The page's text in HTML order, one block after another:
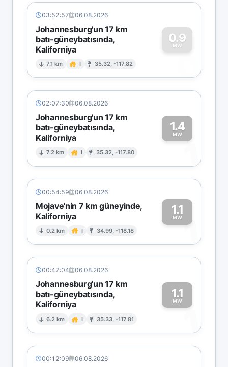
03:52:57 06.08.2026
Johannesburg'un 17 km
batı-güneybatısında,
Kaliforniya
7.1 km I 35.32, -117.82
0.9
MW
0
02:07:30 06.08.2026
Johannesburg'un 17 km
batı-güneybatısında,
Kaliforniya
7.2 km I 35.32, -117.80
1.4
MW
1
00:54:59 06.08.2026
Mojave'nin 7 km güneyinde,
Kaliforniya
0.2 km I 34.99, -118.18
1.1
MW1
00:47:04 06.08.2026
Johannesburg'un 17 km
batı-güneybatısında,
Kaliforniya
6.2 km I 35.33, -117.81
1.1
MW
1
00:12:09 06.08.2026